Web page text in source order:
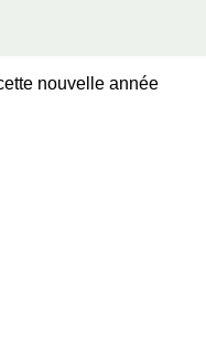
nouvelle année